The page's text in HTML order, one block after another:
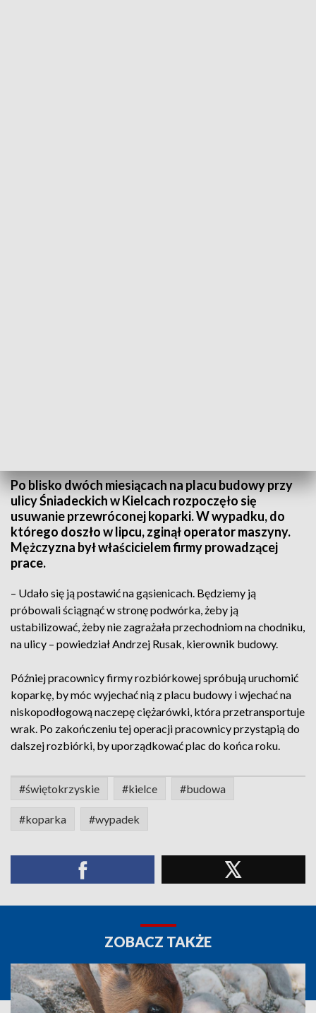
Po blisko dwóch miesiącach na placu budowy przy
ulicy Śniadeckich w Kielcach rozpoczęło się
usuwanie przewróconej koparki. W wypadku, do
którego doszło w lipcu, zginął operator maszyny.
Mężczyzna był właścicielem firmy prowadzącej
prace.
– Udało się ją postawić na gąsienicach. Będziemy ją
próbowali ściągnąć w stronę podwórka, żeby ją
ustabilizować, żeby nie zagrażała przechodniom na chodniku,
na ulicy – powiedział Andrzej Rusak, kierownik budowy.
Później pracownicy firmy rozbiórkowej spróbują uruchomić
koparkę, by móc wyjechać nią z placu budowy i wjechać na
niskopodłogową naczepę ciężarówki, która przetransportuje
wrak. Po zakończeniu tej operacji pracownicy przystąpią do
dalszej rozbiórki, by uporządkować plac do końca roku.
#świętokrzyskie #kielce #budowa
#koparka #wypadek
ZOBACZ TAKŻE